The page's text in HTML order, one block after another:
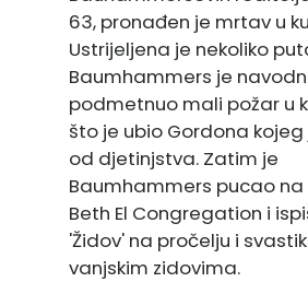
63, pronađen je mrtav u
Ustrijeljena je nekoliko
Baumhammers je
podmetnuo mali požar u
što je ubio Gordona
od djetinjstva. Zatim je
Baumhammers pucao
Beth El Congregation i
'Židov' na pročelju i
vanjskim zidovima.